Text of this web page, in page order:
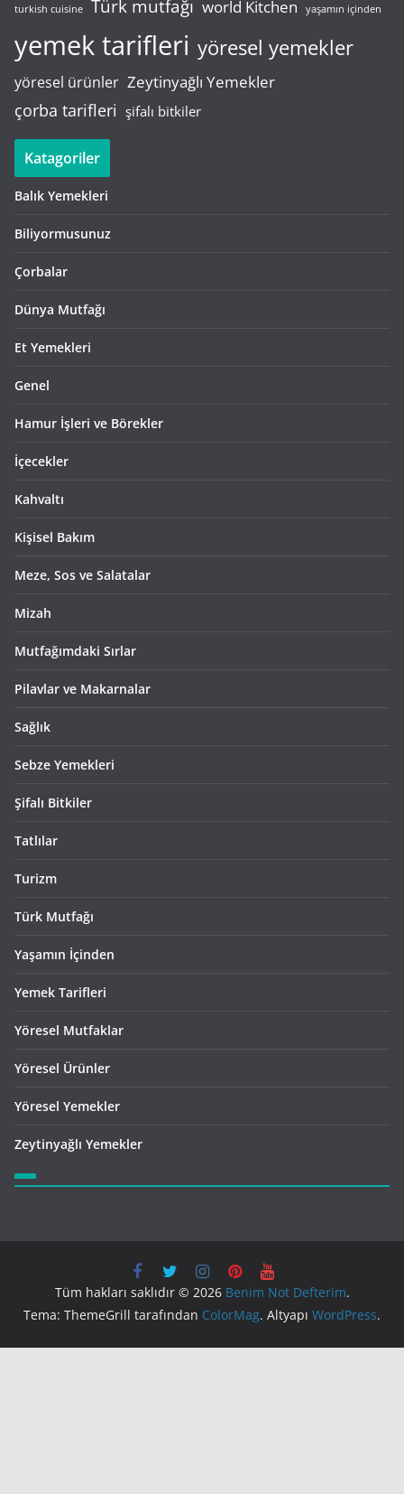
turkish cuisine Türk mutfağı world Kitchen yaşamın içinden
yemek tarifleri yöresel yemekler
yöresel ürünler Zeytinyağlı Yemekler
çorba tarifleri şifalı bitkiler
Katagoriler
Balık Yemekleri
Biliyormusunuz
Çorbalar
Dünya Mutfağı
Et Yemekleri
Genel
Hamur İşleri ve Börekler
İçecekler
Kahvaltı
Kişisel Bakım
Meze, Sos ve Salatalar
Mizah
Mutfağımdaki Sırlar
Pilavlar ve Makarnalar
Sağlık
Sebze Yemekleri
Şifalı Bitkiler
Tatlılar
Turizm
Türk Mutfağı
Yaşamın İçinden
Yemek Tarifleri
Yöresel Mutfaklar
Yöresel Ürünler
Yöresel Yemekler
Zeytinyağlı Yemekler
Tüm hakları saklıdır © 2026 Benim Not Defterim.
Tema: ThemeGrill tarafından ColorMag. Altyapı WordPress.